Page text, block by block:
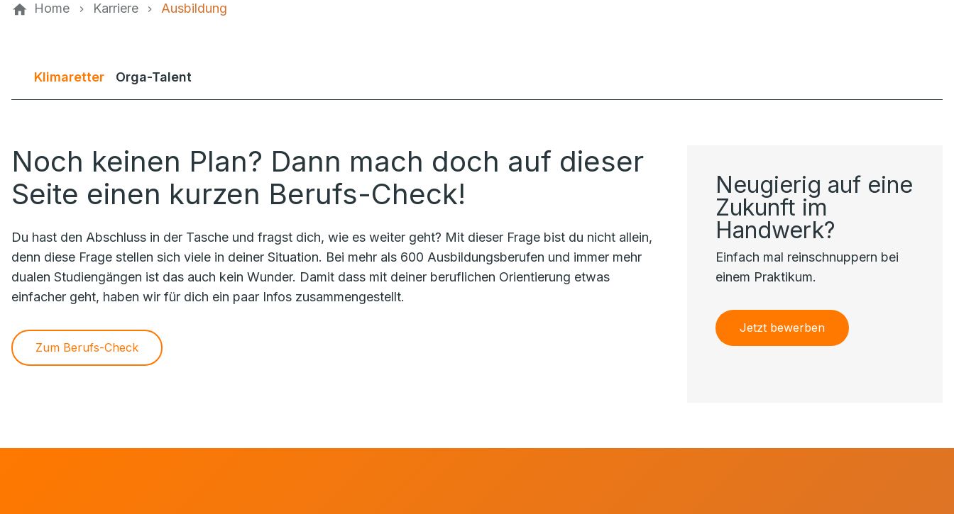
Home Karriere Ausbildung
Klimaretter Orga-Talent
Noch keinen Plan? Dann mach doch auf dieser
Seite einen kurzen Berufs-Check!
Du hast den Abschluss in der Tasche und fragst dich, wie es weiter geht? Mit dieser Frage bist du nicht allein,
denn diese Frage stellen sich viele in deiner Situation. Bei mehr als 600 Ausbildungsberufen und immer mehr
dualen Studiengängen ist das auch kein Wunder. Damit dass mit deiner beruflichen Orientierung etwas
einfacher geht, haben wir für dich ein paar Infos zusammengestellt.
Zum Berufs-Check
Neugierig auf eine
Zukunft im
Handwerk?
Einfach mal reinschnuppern bei
einem Praktikum.
Jetzt bewerben